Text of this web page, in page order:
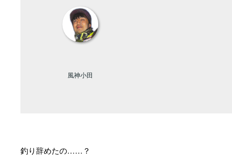
風神小田
釣り辞めたの……？